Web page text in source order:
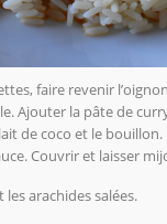
faire revenir
Ajouter la pâte de
de coco et le
Couvrir et laisser
arachides salées.